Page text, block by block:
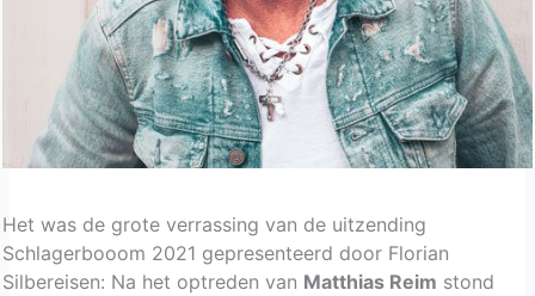
Het was de grote verrassing van de uitzending
Schlagerbooom 2021 gepresenteerd door Florian
Silbereisen: Na het optreden van Matthias Reim stond